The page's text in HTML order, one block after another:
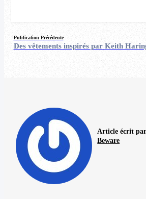
Publication Précédente
Des vêtements inspirés par Keith
Article écrit
Beware